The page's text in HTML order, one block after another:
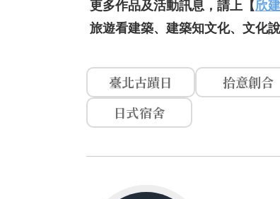
更多作品及活動訊息，請上【欣
旅遊看建築、建築知文化、文化
臺北古蹟日 拾意創合
日式宿舍